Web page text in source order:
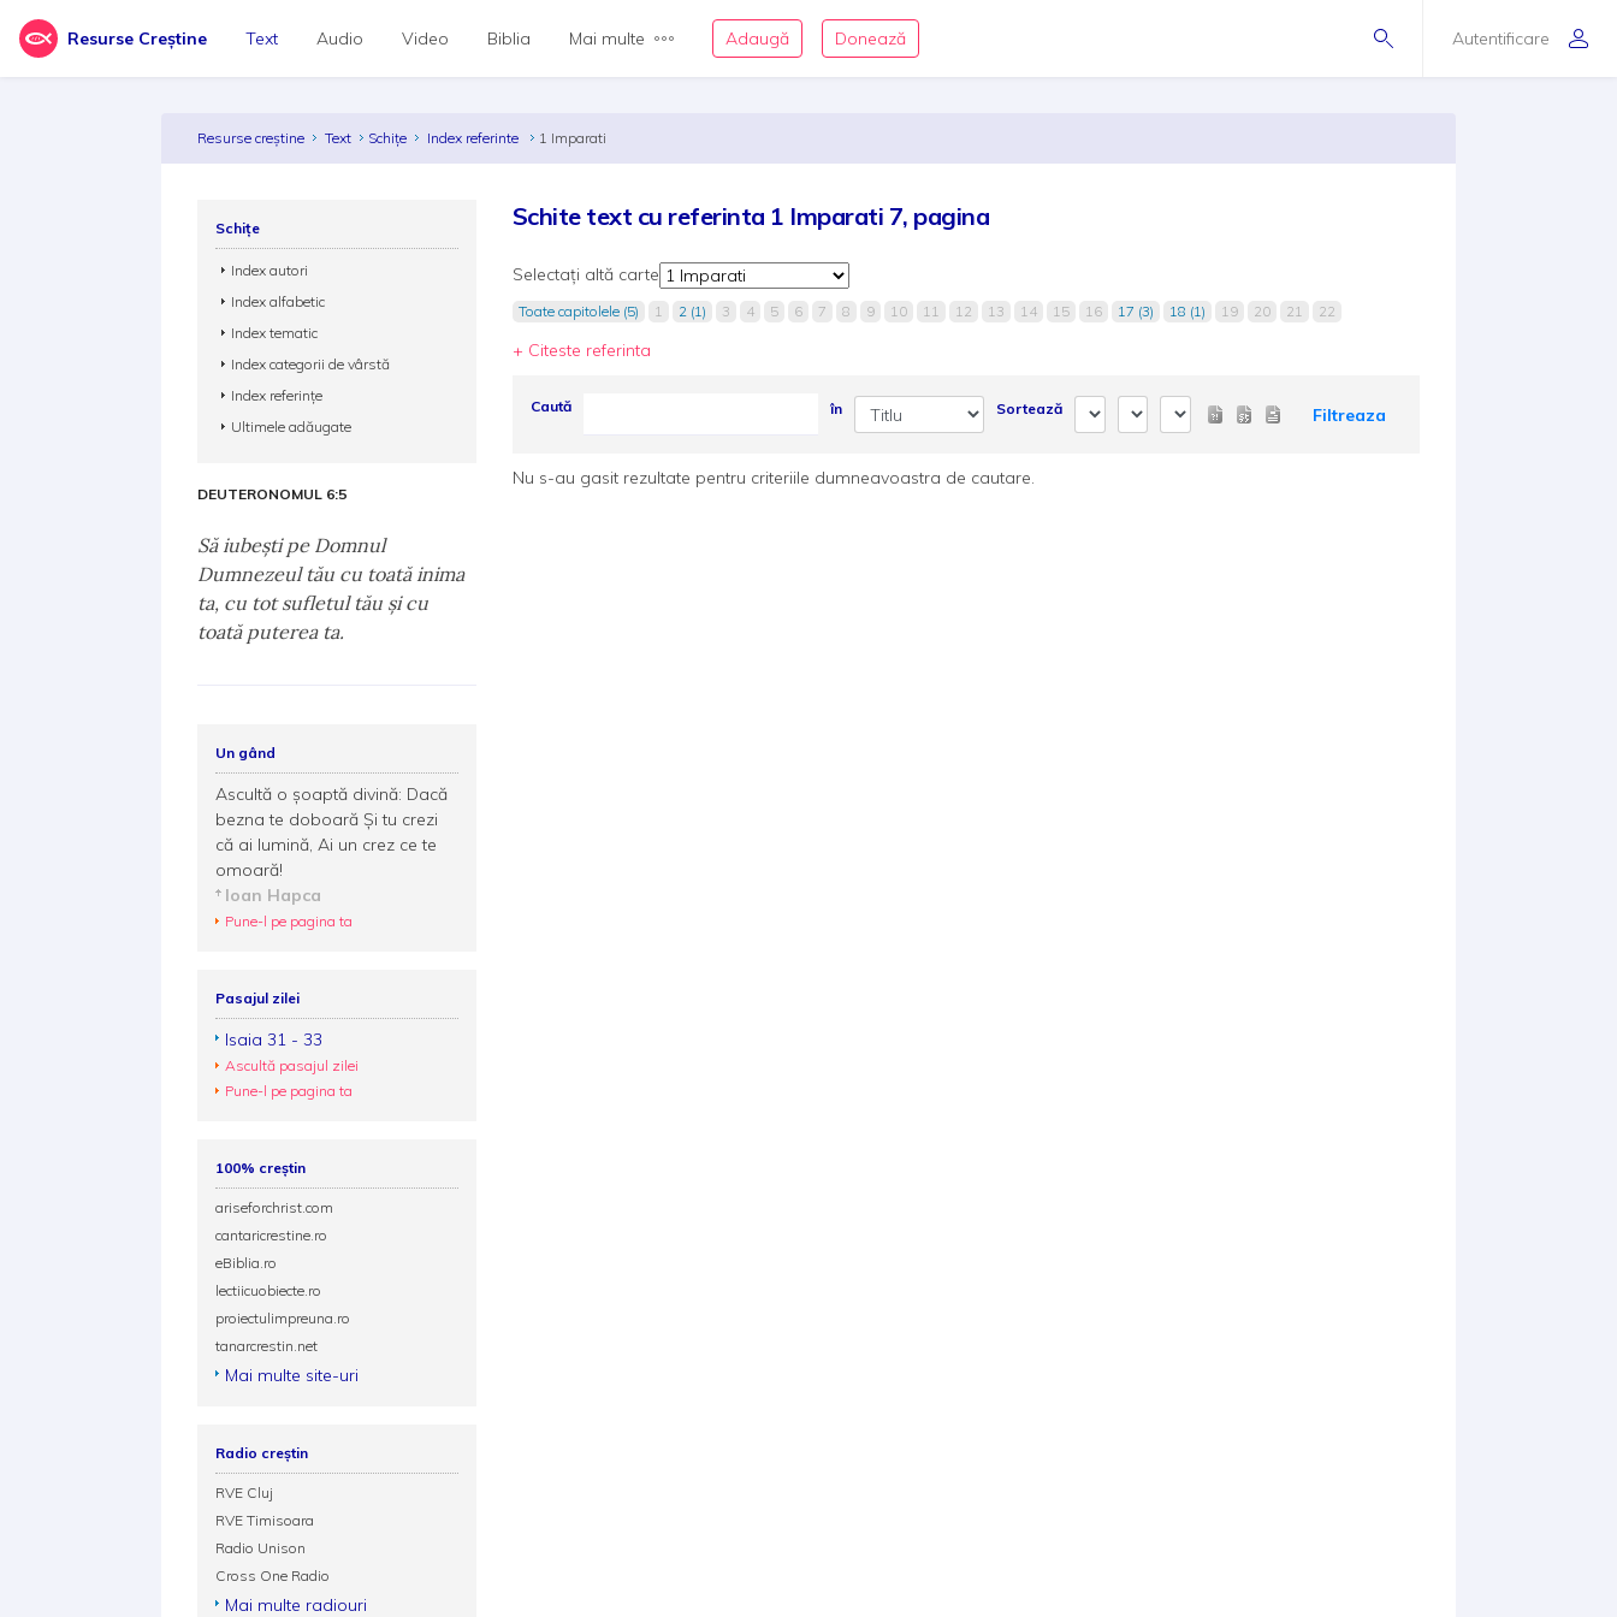
Resurse Creștine Autentificare
Text Audio Video Biblia Mai multe Adaugă Donează
Resurse creștine Text Schițe Index referinte 1 Imparati
Schite text cu referinta 1 Imparati 7, pagina
Selectați altă carte
Toate capitolele (5) 1 2 (1) 3 4 5 6 7 8 9 10 11 12 13 14 15 16 17 (3) 18 (1) 19 20 21 22
+ Citeste referinta
Caută în Sortează Filtreaza
Nu s-au gasit rezultate pentru criteriile dumneavoastra de cautare.
Schițe
Index autori
Index alfabetic
Index tematic
Index categorii de vârstă
Index referințe
Ultimele adăugate
DEUTERONOMUL 6:5
Să iubeşti pe Domnul
Dumnezeul tău cu toată inima
ta, cu tot sufletul tău şi cu
toată puterea ta.
Un gând
Ascultă o șoaptă divină: Dacă
bezna te doboară Și tu crezi
că ai lumină, Ai un crez ce te
omoară!
Ioan Hapca
Pune-l pe pagina ta
Pasajul zilei
Isaia 31 - 33
Ascultă pasajul zilei
Pune-l pe pagina ta
100% creștin
ariseforchrist.com
cantaricrestine.ro
eBiblia.ro
lectiicuobiecte.ro
proiectulimpreuna.ro
tanarcrestin.net
Mai multe site-uri
Radio creștin
RVE Cluj
RVE Timisoara
Radio Unison
Cross One Radio
Mai multe radiouri